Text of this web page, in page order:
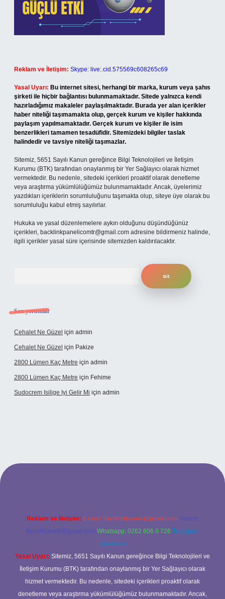
Reklam ve İletişim: Skype: live:.cid.575569c608265c69
Yasal Uyarı: Bu internet sitesi, herhangi bir marka, kurum veya şahıs
şirketi ile hiçbir bağlantısı bulunmamaktadır. Sitede yalnızca kendi
hazırladığımız makaleler paylaşılmaktadır. Burada yer alan içerikler
haber niteliği taşımamakta olup, gerçek kurum ve kişiler hakkında
paylaşım yapılmamaktadır. Gerçek kurum ve kişiler ile isim
benzerlikleri tamamen tesadüfidir. Sitemizdeki bilgiler taslak
halindedir ve tavsiye niteliği taşımazlar.
Sitemiz, 5651 Sayılı Kanun gereğince Bilgi Teknolojileri ve İletişim
Kurumu (BTK) tarafından onaylanmış bir Yer Sağlayıcı olarak hizmet
vermektedir. Bu nedenle, sitedeki içerikleri proaktif olarak denetleme
veya araştırma yükümlülüğümüz bulunmamaktadır. Ancak, üyelerimiz
yazdıkları içeriklerin sorumluluğunu taşımakta olup, siteye üye olarak bu
sorumluluğu kabul etmiş sayılırlar.
Hukuka ve yasal düzenlemelere aykırı olduğunu düşündüğünüz
içerikleri, backlinkpanelicomtr@gmail.com adresine bildirmeniz halinde,
ilgili içerikler yasal süre içerisinde sitemizden kaldırılacaktır.
Son yorumlar
Cehalet Ne Güzel için admin
Cehalet Ne Güzel için Pakize
2800 Lümen Kaç Metre için admin
2800 Lümen Kaç Metre için Fehime
Sudocrem Isilige Iyi Gelir Mi için admin
opera bet giriş
Reklam ve İletişim: E-mail: backlinkpaneli@gmail.com Teams:
forumhizmeti@gmail.com Whatsapp: 0262 606 0 726 Telegram:
@karabul
Yasal Uyarı: Sitemiz, 5651 Sayılı Kanun gereğince Bilgi Teknolojileri ve
İletişim Kurumu (BTK) tarafından onaylanmış bir Yer Sağlayıcı olarak
hizmet vermektedir. Bu nedenle, sitedeki içerikleri proaktif olarak
denetleme veya araştırma yükümlülüğümüz bulunmamaktadır. Ancak,